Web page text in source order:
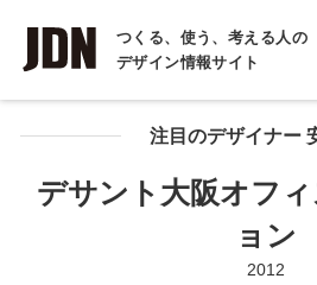
つくる、使う、考える人の
デザイン情報サイト
INTERVIEW
インタビュー
REPORT注目のデザイナー
デサント大阪オフ
ョン
2012